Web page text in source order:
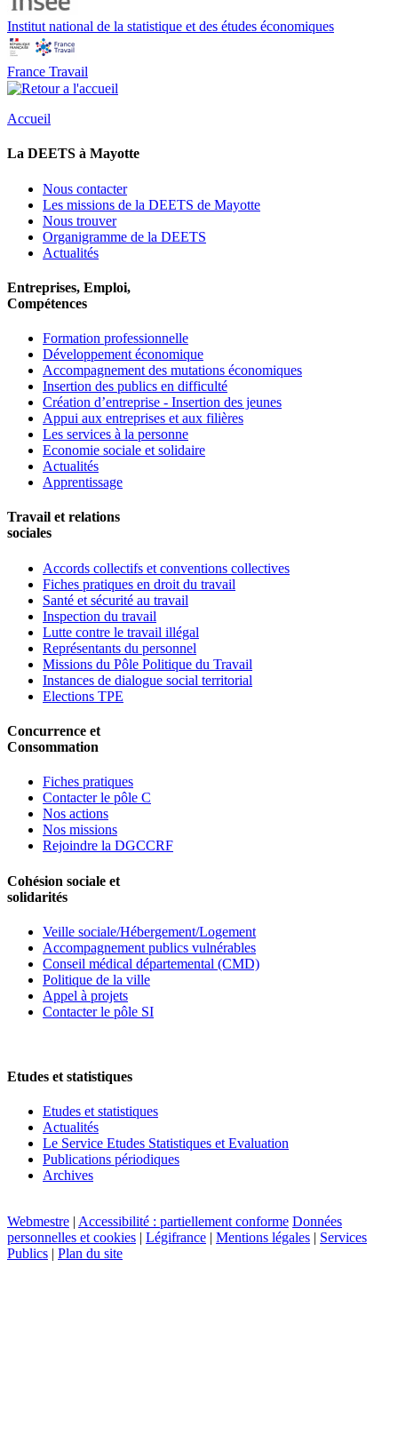
Institut national de la statistique et des études économiques
France Travail
Accueil
La DEETS à Mayotte
Nous contacter
Les missions de la DEETS de Mayotte
Nous trouver
Organigramme de la DEETS
Actualités
Entreprises, Emploi,
Compétences
Formation professionnelle
Développement économique
Accompagnement des mutations économiques
Insertion des publics en difficulté
Création d’entreprise - Insertion des jeunes
Appui aux entreprises et aux filières
Les services à la personne
Economie sociale et solidaire
Actualités
Apprentissage
Travail et relations
sociales
Accords collectifs et conventions collectives
Fiches pratiques en droit du travail
Santé et sécurité au travail
Inspection du travail
Lutte contre le travail illégal
Représentants du personnel
Missions du Pôle Politique du Travail
Instances de dialogue social territorial
Elections TPE
Concurrence et
Consommation
Fiches pratiques
Contacter le pôle C
Nos actions
Nos missions
Rejoindre la DGCCRF
Cohésion sociale et
solidarités
Veille sociale/Hébergement/Logement
Accompagnement publics vulnérables
Conseil médical départemental (CMD)
Politique de la ville
Appel à projets
Contacter le pôle SI
Etudes et statistiques
Etudes et statistiques
Actualités
Le Service Etudes Statistiques et Evaluation
Publications périodiques
Archives
Webmestre | Accessibilité : partiellement conforme Données
personnelles et cookies | Légifrance | Mentions légales | Services
Publics | Plan du site